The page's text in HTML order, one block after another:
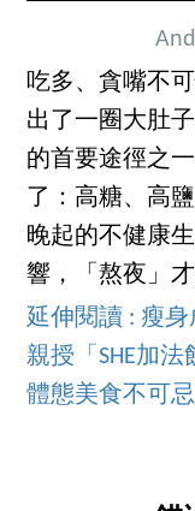
吃多、貪嘴不
出了一圈大肚
的首要途徑之
了：高糖、高
晚起的不健康
響，「熬夜」
延伸閱讀 : 瘦
親授「SHE加
體態美食不可忌